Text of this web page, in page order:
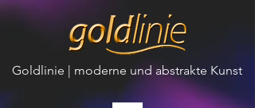
Goldlinie | moderne und abstrakte Kunst